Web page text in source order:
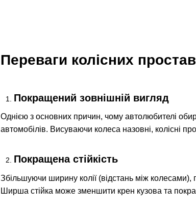
Переваги колісних
Покращений зовнішній вигляд
Однією з основних причин, чому автолюбителі
автомобілів. Висуваючи колеса назовні, колісні
Покращена стійкість
Збільшуючи ширину колії (відстань між колесами),
Ширша стійка може зменшити крен кузова та